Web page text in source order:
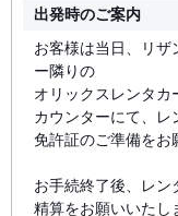
出発時のご案内
お客様は当日、リ
ー隣りの
オリックスレンタカ
カウンターにて、
免許証のご準備をお
お手続終了後、レ
精算をお願いいたし